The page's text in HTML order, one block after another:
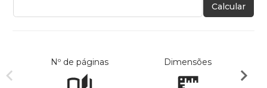
Calcular
Nº de páginas Dimensões